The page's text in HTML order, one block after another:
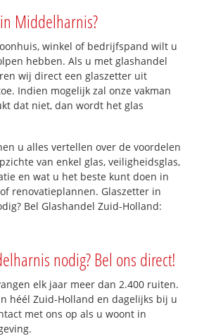
Middelharnis?
winkel of bedrijfspand wilt u
hebben. Als u met glashandel
wij direct een glaszetter uit
Indien mogelijk zal onze vakman
dat niet, dan wordt het glas
u alles vertellen over de voordelen
van enkel glas, veiligheidsglas,
en wat u het beste kunt doen in
renovatieplannen. Glaszetter in
Bel Glashandel Zuid-Holland:
nodig? Bel ons direct!
elk jaar meer dan 2.400 ruiten.
héél Zuid-Holland en dagelijks bij u
met ons op als u woont in